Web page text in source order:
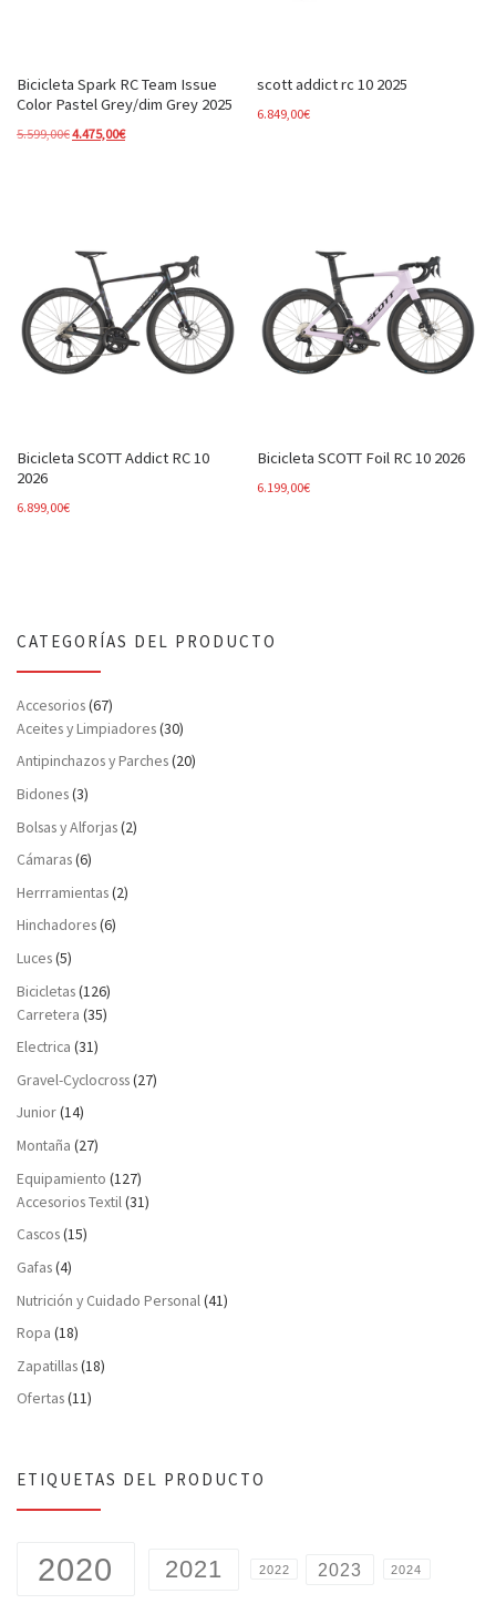
Bicicleta Spark RC Team Issue
Color Pastel Grey/dim Grey 2025
5.599,00€El precio original era: 5.599,00€.
4.475,00€El precio actual es: 4.475,00€.
scott addict rc 10 2025
6.849,00€
Bicicleta SCOTT Addict RC 10
2026
6.899,00€
Bicicleta SCOTT Foil RC 10 2026
6.199,00€
CATEGORÍAS DEL PRODUCTO
Accesorios(67)
Aceites y Limpiadores(30)
Antipinchazos y Parches(20)
Bidones(3)
Bolsas y Alforjas(2)
Cámaras(6)
Herrramientas(2)
Hinchadores(6)
Luces(5)
Bicicletas(126)
Carretera (35)
Electrica (31)
Gravel-Cyclocross(27)
Junior(14)
Montaña (27)
Equipamiento (127)
Accesorios Textil(31)
Cascos(15)
Gafas(4)
Nutrición y Cuidado Personal (41)
Ropa (18)
Zapatillas(18)
Ofertas(11)
ETIQUETAS DEL PRODUCTO
2020 2021 2022 2023 2024